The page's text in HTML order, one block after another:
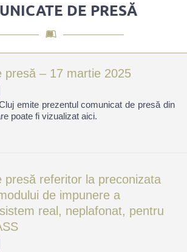
DE PRESĂ
presă – 17 martie 2025
emite prezentul comunicat de presă din
poate fi vizualizat aici.
presă referitor la preconizata
de impunere a
real, neplafonat, pentru